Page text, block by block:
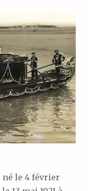
né le 4 février